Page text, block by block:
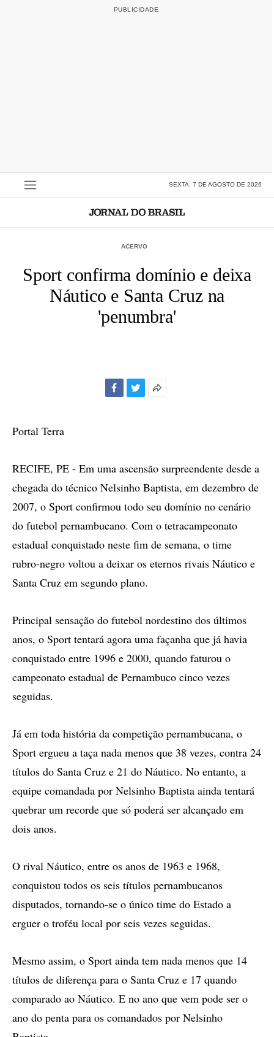
SEXTA, 7 DE AGOSTO DE 2026
ACERVO
Sport confirma domínio e deixa
Náutico e Santa Cruz na
'penumbra'
Portal Terra
RECIFE, PE - Em uma ascensão surpreendente desde a
chegada do técnico Nelsinho Baptista, em dezembro de
2007, o Sport confirmou todo seu domínio no cenário
do futebol pernambucano. Com o tetracampeonato
estadual conquistado neste fim de semana, o time
rubro-negro voltou a deixar os eternos rivais Náutico e
Santa Cruz em segundo plano.
Principal sensação do futebol nordestino dos últimos
anos, o Sport tentará agora uma façanha que já havia
conquistado entre 1996 e 2000, quando faturou o
campeonato estadual de Pernambuco cinco vezes
seguidas.
Já em toda história da competição pernambucana, o
Sport ergueu a taça nada menos que 38 vezes, contra 24
títulos do Santa Cruz e 21 do Náutico. No entanto, a
equipe comandada por Nelsinho Baptista ainda tentará
quebrar um recorde que só poderá ser alcançado em
dois anos.
O rival Náutico, entre os anos de 1963 e 1968,
conquistou todos os seis títulos pernambucanos
disputados, tornando-se o único time do Estado a
erguer o troféu local por seis vezes seguidas.
Mesmo assim, o Sport ainda tem nada menos que 14
títulos de diferença para o Santa Cruz e 17 quando
comparado ao Náutico. E no ano que vem pode ser o
ano do penta para os comandados por Nelsinho